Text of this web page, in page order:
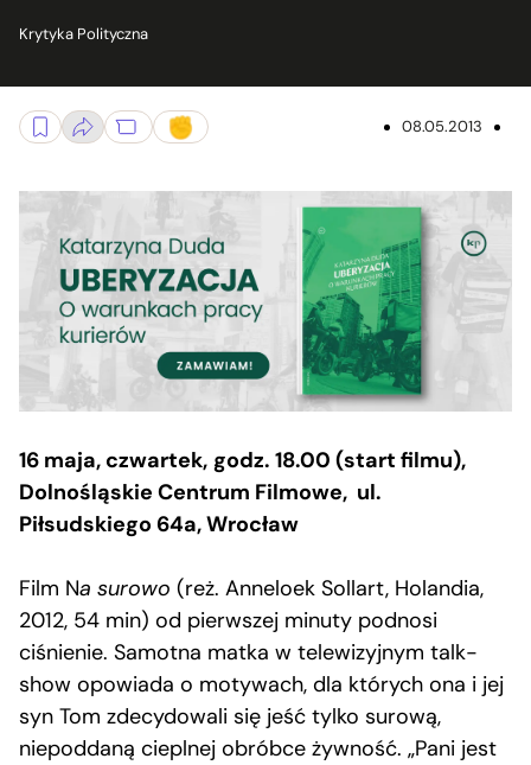
Krytyka Polityczna
08.05.2013
16 maja, czwartek, godz. 18.00 (start filmu),
Dolnośląskie Centrum Filmowe, ul.
Piłsudskiego 64a, Wrocław
Film Na surowo (reż. Anneloek Sollart, Holandia,
2012, 54 min) od pierwszej minuty podnosi
ciśnienie. Samotna matka w telewizyjnym talk-
show opowiada o motywach, dla których ona i jej
syn Tom zdecydowali się jeść tylko surową,
niepoddaną cieplnej obróbce żywność. „Pani jest